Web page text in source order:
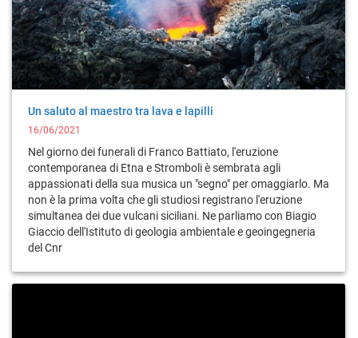
Un saluto al maestro tra lava e lapilli
16/06/2021
Nel giorno dei funerali di Franco Battiato, l'eruzione
contemporanea di Etna e Stromboli è sembrata agli
appassionati della sua musica un "segno" per omaggiarlo. Ma
non è la prima volta che gli studiosi registrano l'eruzione
simultanea dei due vulcani siciliani. Ne parliamo con Biagio
Giaccio dell'Istituto di geologia ambientale e geoingegneria
del Cnr